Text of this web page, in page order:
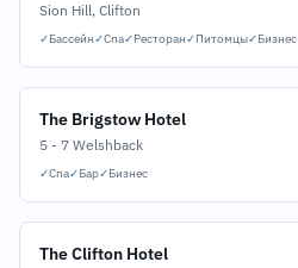
Sion Hill, Clifton
✓Бассейн✓Спа✓Ресторан✓Питомцы✓Бизнес
The Brigstow Hotel
5 - 7 Welshback
✓Спа✓Бар✓Бизнес
The Clifton Hotel